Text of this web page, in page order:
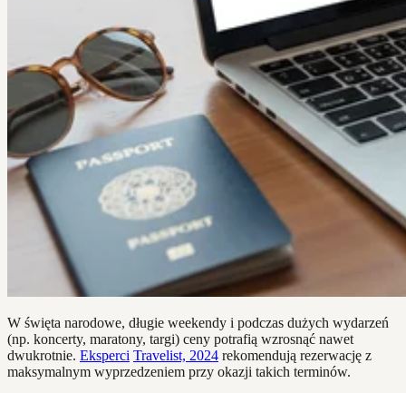
W święta narodowe, długie weekendy i podczas dużych wydarzeń
(np. koncerty, maratony, targi) ceny potrafią wzrosnąć nawet
dwukrotnie. Eksperci Travelist, 2024 rekomendują rezerwację z
maksymalnym wyprzedzeniem przy okazji takich terminów.